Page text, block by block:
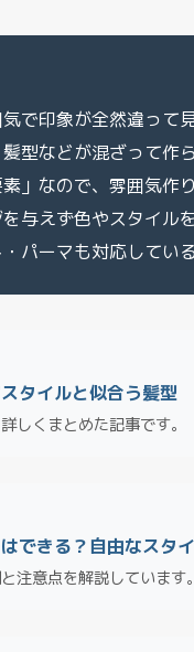
で印象が全然違って
型などが混ざって作
」なので、雰囲気作
与えず色やスタイル
パーマも対応してい
タイルと似合う髪型
しくまとめた記事です。
できる？自由なスタ
注意点を解説しています。